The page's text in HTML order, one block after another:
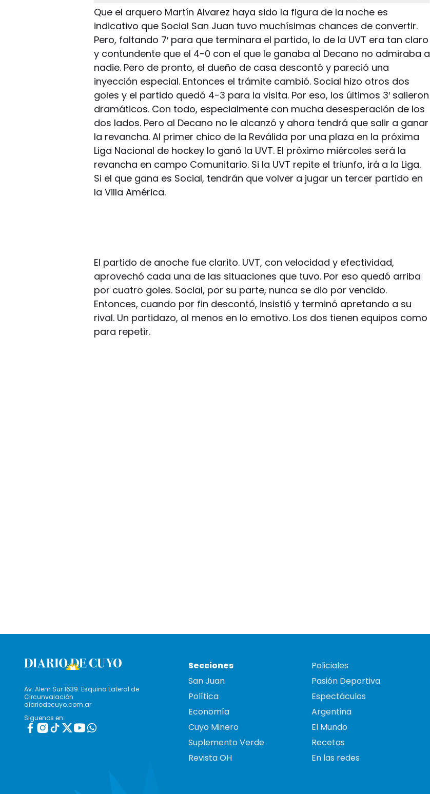
Que el arquero Martín Alvarez haya sido la figura de la noche es
indicativo que Social San Juan tuvo muchísimas chances de convertir.
Pero, faltando 7′ para que terminara el partido, lo de la UVT era tan claro
y contundente que el 4-0 con el que le ganaba al Decano no admiraba a
nadie. Pero de pronto, el dueño de casa descontó y pareció una
inyección especial. Entonces el trámite cambió. Social hizo otros dos
goles y el partido quedó 4-3 para la visita. Por eso, los últimos 3′ salieron
dramáticos. Con todo, especialmente con mucha desesperación de los
dos lados. Pero al Decano no le alcanzó y ahora tendrá que salir a ganar
la revancha. Al primer chico de la Reválida por una plaza en la próxima
Liga Nacional de hockey lo ganó la UVT. El próximo miércoles será la
revancha en campo Comunitario. Si la UVT repite el triunfo, irá a la Liga.
Si el que gana es Social, tendrán que volver a jugar un tercer partido en
la Villa América.
El partido de anoche fue clarito. UVT, con velocidad y efectividad,
aprovechó cada una de las situaciones que tuvo. Por eso quedó arriba
por cuatro goles. Social, por su parte, nunca se dio por vencido.
Entonces, cuando por fin descontó, insistió y terminó apretando a su
rival. Un partidazo, al menos en lo emotivo. Los dos tienen equipos como
para repetir.
Av. Alem Sur 1639. Esquina Lateral de
Circunvalación
diariodecuyo.com.ar
Siguenos en:
Secciones
San Juan
Política
Economía
Cuyo Minero
Suplemento Verde
Revista OH
Policiales
Pasión Deportiva
Espectáculos
Argentina
El Mundo
Recetas
En las redes